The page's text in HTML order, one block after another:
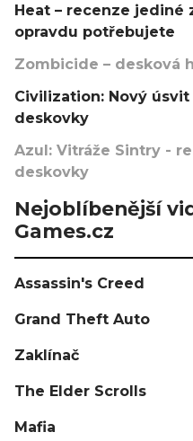
Heat – recenze jediné
opravdu potřebujete
Zombicide – desková
Civilization: Nový
deskovky
Azul: Vitráže Sintry -
deskovky
Nejoblíbenější
Games.cz
Assassin's Creed
Grand Theft Auto
Zaklínač
The Elder Scrolls
Mafia